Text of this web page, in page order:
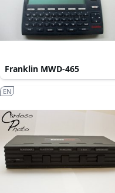
Franklin MWD-465
EN